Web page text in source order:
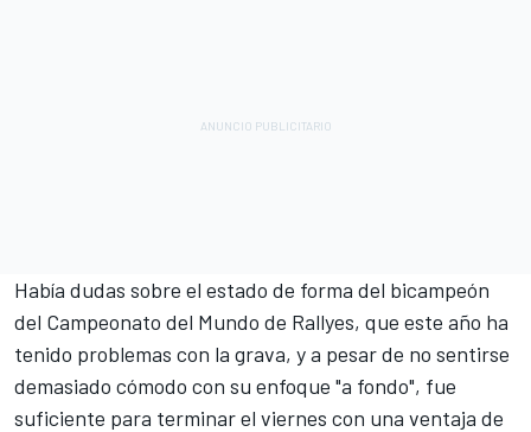
Había dudas sobre el estado de forma del bicampeón
del Campeonato del Mundo de Rallyes, que este año ha
tenido problemas con la grava, y a pesar de no sentirse
demasiado cómodo con su enfoque "a fondo", fue
suficiente para terminar el viernes con una ventaja de